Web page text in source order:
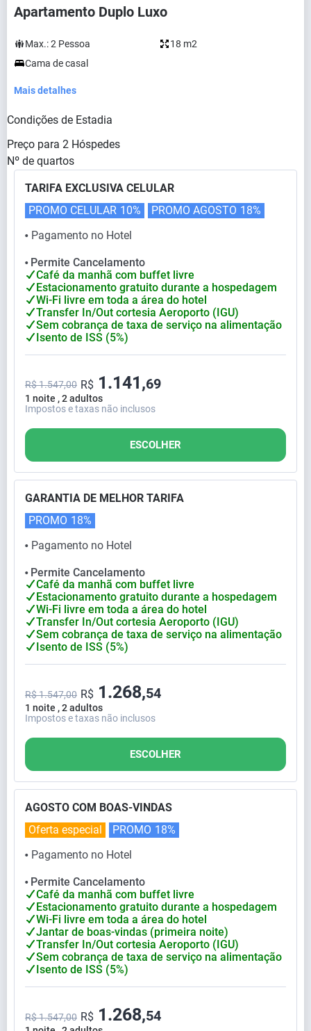
Apartamento Duplo Luxo
Max.:2 Pessoa
18 m2
Cama de casal
Mais detalhes
Condições de Estadia
Preço para 2 Hóspedes
Nº de quartos
TARIFA EXCLUSIVA CELULAR
⬤ Pagamento no Hotel
PROMO CELULAR 10% PROMO AGOSTO 18%
⬤
Permite Cancelamento
Café da manhã com buffet livre
Estacionamento gratuito durante a hospedagem
Wi-Fi livre em toda a área do hotel
Transfer In/Out cortesia Aeroporto (IGU)
Sem cobrança de taxa de serviço na alimentação
Isento de ISS (5%)
1 noite , 2 adultos
R$ 1.547,00 R$ 1.141,69
Impostos e taxas não inclusos
ESCOLHER
GARANTIA DE MELHOR TARIFA
⬤ Pagamento no Hotel
PROMO 18%
⬤
Permite Cancelamento
Café da manhã com buffet livre
Estacionamento gratuito durante a hospedagem
Wi-Fi livre em toda a área do hotel
Transfer In/Out cortesia Aeroporto (IGU)
Sem cobrança de taxa de serviço na alimentação
Isento de ISS (5%)
1 noite , 2 adultos
R$ 1.547,00 R$ 1.268,54
Impostos e taxas não inclusos
ESCOLHER
AGOSTO COM BOAS-VINDAS
⬤ Pagamento no Hotel
Oferta especial PROMO 18%
⬤
Permite Cancelamento
Café da manhã com buffet livre
Estacionamento gratuito durante a hospedagem
Wi-Fi livre em toda a área do hotel
Jantar de boas-vindas (primeira noite)
Transfer In/Out cortesia Aeroporto (IGU)
Sem cobrança de taxa de serviço na alimentação
Isento de ISS (5%)
R$ 1.547,00 R$ 1.268,54